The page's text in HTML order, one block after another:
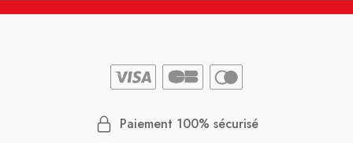
Paiement 100% sécurisé